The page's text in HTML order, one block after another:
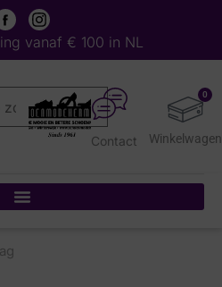
vanaf € 100 in NL
0
Contact